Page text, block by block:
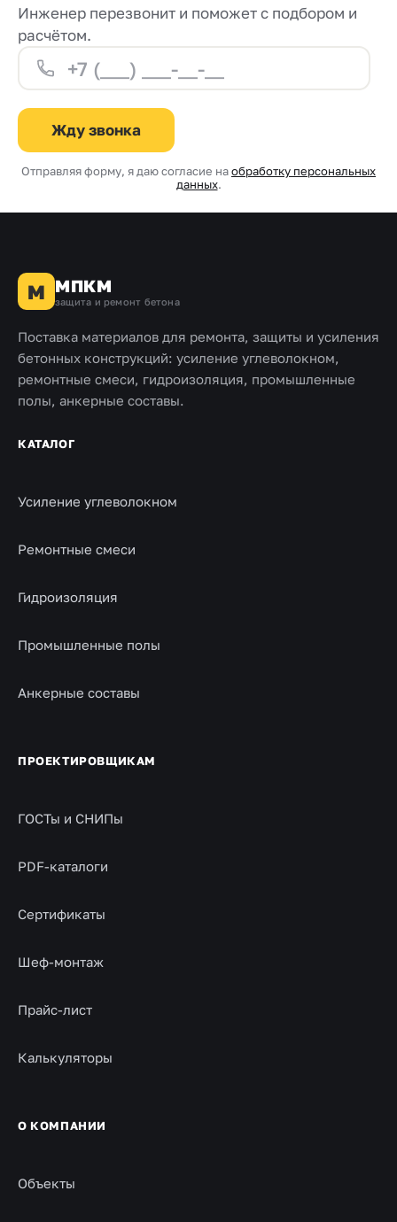
Инженер перезвонит и поможет с подбором и
расчётом.
Жду звонка
Отправляя форму, я даю согласие наобработку персональных
данных.
М МПКМ
защита и ремонт бетона
Поставка материалов для ремонта, защиты и усиления
бетонных конструкций: усиление углеволокном,
ремонтные смеси, гидроизоляция, промышленные
полы, анкерные составы.
КАТАЛОГ
Усиление углеволокном
Ремонтные смеси
Гидроизоляция
Промышленные полы
Анкерные составы
ПРОЕКТИРОВЩИКАМ
ГОСТы и СНИПы
PDF-каталоги
Сертификаты
Шеф-монтаж
Прайс-лист
Калькуляторы
О КОМПАНИИ
Объекты